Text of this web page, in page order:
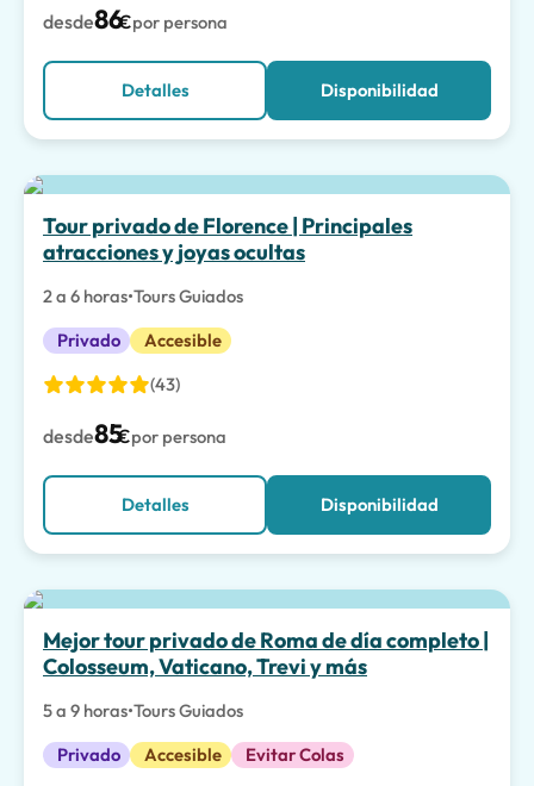
desde86€por persona
Detalles Disponibilidad
Tour privado de Florence | Principales
atracciones y joyas ocultas
2 a 6 horas•Tours Guiados
Privado
Accesible
(43)
desde85€por persona
Detalles Disponibilidad
La mejor opción
Mejor tour privado de Roma de día completo |
Colosseum, Vaticano, Trevi y más
5 a 9 horas•Tours Guiados
Privado
Accesible
Evitar Colas